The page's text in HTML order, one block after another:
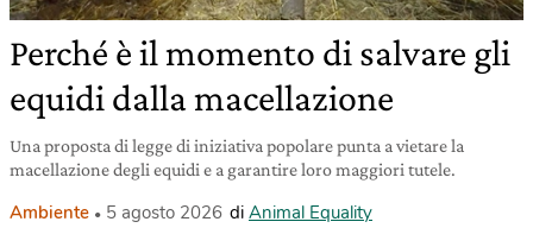
Perché è il momento di salvare gli
equidi dalla macellazione
Una proposta di legge di iniziativa popolare punta a vietare la
macellazione degli equidi e a garantire loro maggiori tutele.
Ambiente 5 agosto 2026 di Animal Equality